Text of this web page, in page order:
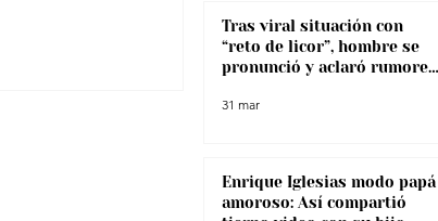
Tras viral situación con
“reto de licor”, hombre se
pronunció y aclaró rumores
31 mar
Enrique Iglesias modo papá
amoroso: Así compartió